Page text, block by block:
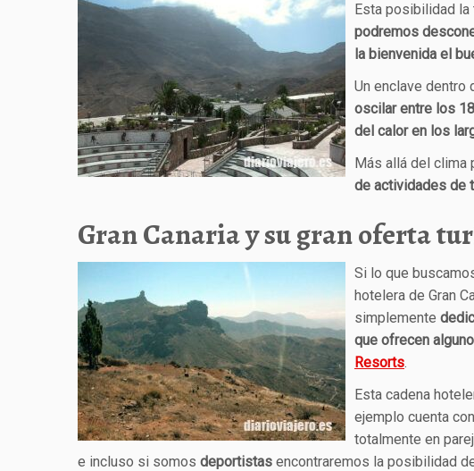
Esta posibilidad la
podremos
la bienvenida el
Un enclave dentro
oscilar entre los
del calor en los
Más allá del clima
de actividades de
Gran Canaria y su gran oferta
Si lo que
hotelera de Gran
simplemente
que ofrecen
Resorts.
Esta cadena
ejemplo cuenta con
totalmente en
e incluso si somos deportistas encontraremos la posibilidad